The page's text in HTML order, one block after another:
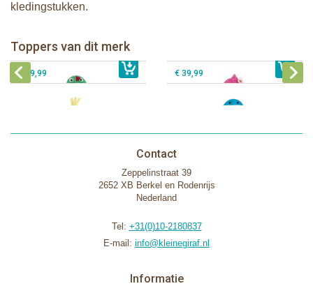
kledingstukken.
Toppers van dit merk
€ 39,99
Zoocchini baby badcape - Puddles
the Duck
€ 29,99 € 39,99
Contact
Zeppelinstraat 39
2652 XB Berkel en Rodenrijs
Nederland
Tel: +31(0)10-2180837
E-mail: info@kleinegiraf.nl
Informatie